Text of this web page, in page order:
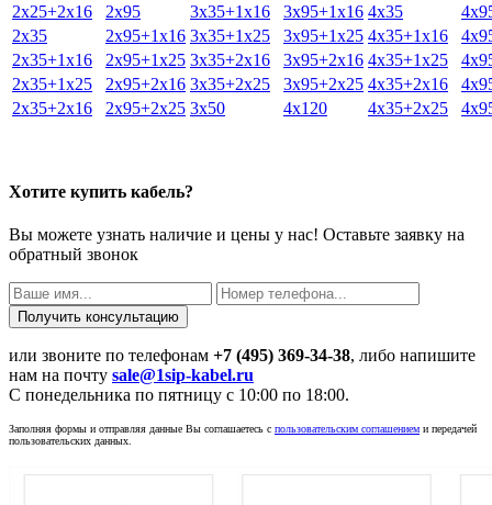
2х25+2х16
2х95 3х35+1х16 3х95+1х16 4х35
2х35
2х95+1х16 3х35+1х25 3х95+1х25 4х35+1х16
2х35+1х16
2х95+1х25 3х35+2х16 3х95+2х16 4х35+1х25
2х35+1х25
2х95+2х16 3х35+2х25 3х95+2х25 4х35+2х16
2х35+2х16
2х95+2х25 3х50 4х120 4х35+2х25
Хотите купить кабель?
Вы можете узнать наличие и цены у нас! Оставьте заявку на
обратный звонок
или звоните по телефонам +7 (495) 369-34-38, либо напишите
нам на почту sale@1sip-kabel.ru
C понедельника по пятницу с 10:00 по 18:00.
Заполняя формы и отправляя данные Вы соглашаетесь с пользовательским соглашением и передачей
пользовательских данных.